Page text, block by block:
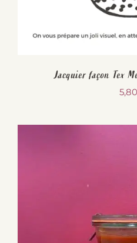
Jacquier façon Tex
5,80